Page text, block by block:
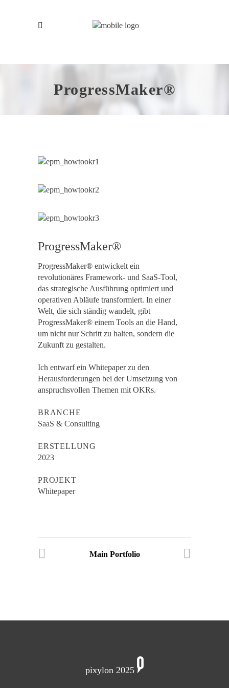
ProgressMaker®
ProgressMaker®
ProgressMaker® entwickelt ein
revolutionäres Framework- und SaaS-Tool,
das strategische Ausführung optimiert und
operativen Abläufe transformiert. In einer
Welt, die sich ständig wandelt, gibt
ProgressMaker® einem Tools an die Hand,
um nicht nur Schritt zu halten, sondern die
Zukunft zu gestalten.
Ich entwarf ein Whitepaper zu den
Herausforderungen bei der Umsetzung von
anspruchsvollen Themen mit OKRs.
BRANCHE
SaaS & Consulting
ERSTELLUNG
2023
PROJEKT
Whitepaper
Main Portfolio
pixylon 2025